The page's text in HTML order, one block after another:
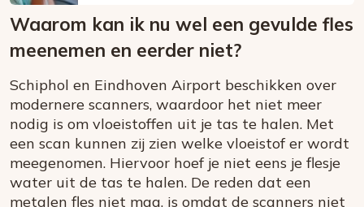
Waarom kan ik nu wel een gevulde fles
meenemen en eerder niet?
Schiphol en Eindhoven Airport beschikken over
modernere scanners, waardoor het niet meer
nodig is om vloeistoffen uit je tas te halen. Met
een scan kunnen zij zien welke vloeistof er wordt
meegenomen. Hiervoor hoef je niet eens je flesje
water uit de tas te halen. De reden dat een
metalen fles niet mag, is omdat de scanners niet